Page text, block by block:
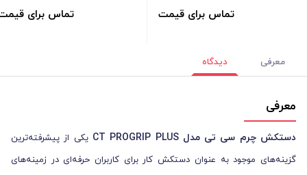
تماس برای قیمت تماس برای
معرفی دیدگاه
معرفی
دستکش چرم سی‌ تی مدل CT PROGRIP PLUS
یکی از پیشرفته‌ترین
گزینه‌های موجود به عنوان دستکش کار برای کاربران حرفه‌ای در زمینه‌های